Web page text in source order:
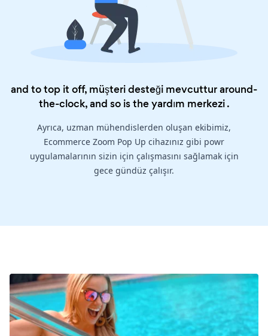
and to top it off, müşteri desteği mevcuttur around-
the-clock, and so is theyardım merkezi.
Ayrıca, uzman mühendislerden oluşan ekibimiz,
Ecommerce Zoom Pop Up cihazınız gibi powr
uygulamalarının sizin için çalışmasını sağlamak için
gece gündüz çalışır.